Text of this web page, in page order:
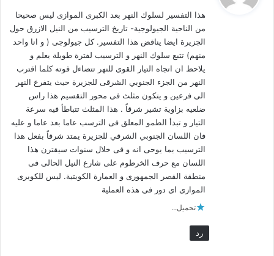
ل
هذا التفسير لسلوك النهر بعد الكبرى الموازى ليس صحيحا
من الناحية الجيولوجية- تاريخ الترسيب من النيل الازرق حول
الجزيرة ايضا يناقض هذا التفسير. كل جيولوجى ( و انا واحد
منهم) تتبع سلوك النهر و الترسيب لفترة طويلة يعلم و
يلاحظ ان اتجاه التيار القوى للنهر تتضاءل قوته كلما اقترب
النهر من الجزء الجنوبي الشرقى للجزيرة حيث يتفرع النهر
الى فرعين و يتكون مثلث فى محور التقسيم هذا راس
ضلعيه بزاوية تشير شرقاً . هذا المثلث تتباطأ فيه سرعة
التيار و تبدأ الطمو المعلق فى الترسب عاما بعد عاما و عليه
فان اللسان الجنوبي الشرقي للجزيرة يمتد شرقاً بفعل هذا
الترسيب بما يوحى انه و فى خلال سنوات سيقترن هذا
اللسان مع حرف الخرطوم على شارع النيل الحالى فى
منطقة القصر الجمهورى و العمارة الكويتية. ليس للكوبرى
الموازى اى دور فى هذه العملية
تحميل...
رد